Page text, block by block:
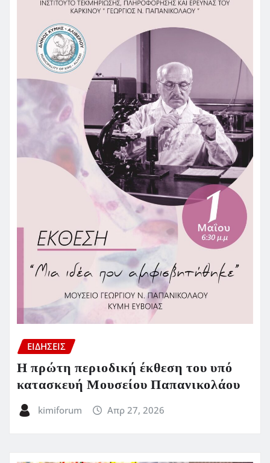
ΕΙΔΗΣΕΙΣ
Η πρώτη περιοδική έκθεση του υπό
κατασκευή Μουσείου Παπανικολάου
kimiforum Απρ 27, 2026